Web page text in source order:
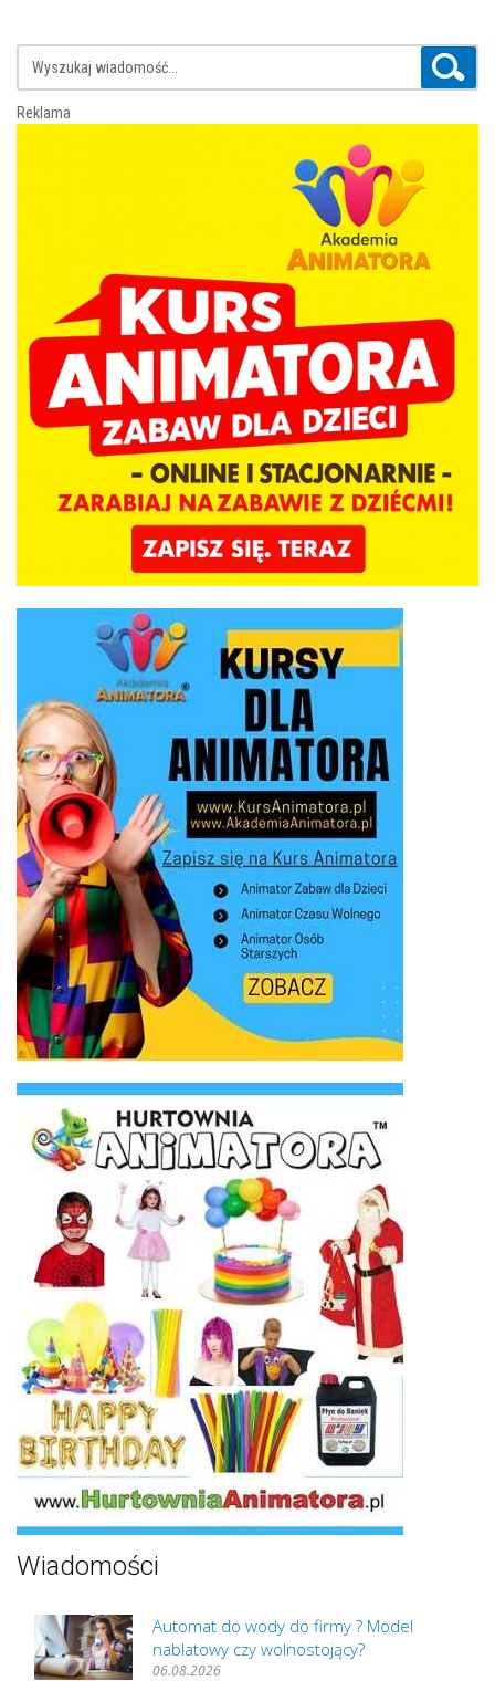
Reklama
Wiadomości
Automat do wody do firmy ? Model
nablatowy czy wolnostojący?
06.08.2026